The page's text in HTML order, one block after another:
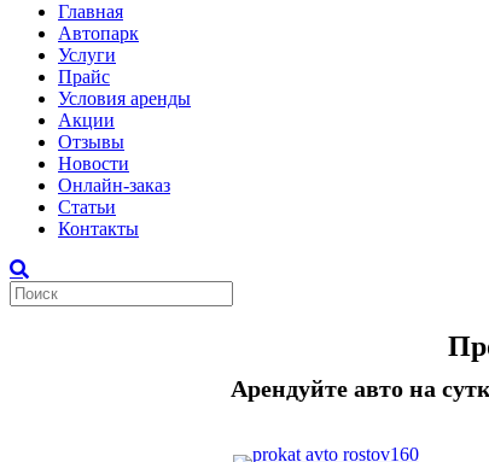
Главная
Автопарк
Услуги
Прайс
Условия аренды
Акции
Отзывы
Новости
Онлайн-заказ
Статьи
Контакты
Арендуйте авто на